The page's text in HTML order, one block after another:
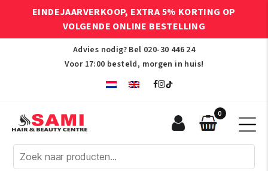
EINDEJAARVERKOOP, EXTRA 5% KORTING OP
VOLGENDE ONLINE BESTELLING
Advies nodig? Bel 020-30 446 24
Voor 17:00 besteld, morgen in huis!
Afro
Hair
0